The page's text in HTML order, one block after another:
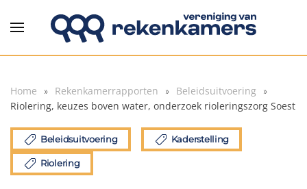
Overslaan en naar de inhoud gaan
Home Rekenkamerrapporten
Beleidsuitvoering
Riolering, keuzes boven water, onderzoek rioleringszorg Soest
Beleidsuitvoering Kaderstelling
Riolering